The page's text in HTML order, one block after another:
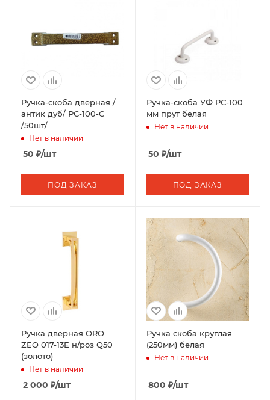
Ручка-скоба дверная /
антик дуб/ РС-100-С
/50шт/
Нет в наличии
50 ₽/шт
ПОД ЗАКАЗ
Ручка-скоба УФ РС-100
мм прут белая
Нет в наличии
50 ₽/шт
ПОД ЗАКАЗ
Ручка дверная ORO
ZEO 017-13E н/роз Q50
(золото)
Нет в наличии
2 000 ₽/шт
Ручка скоба круглая
(250мм) белая
Нет в наличии
800 ₽/шт